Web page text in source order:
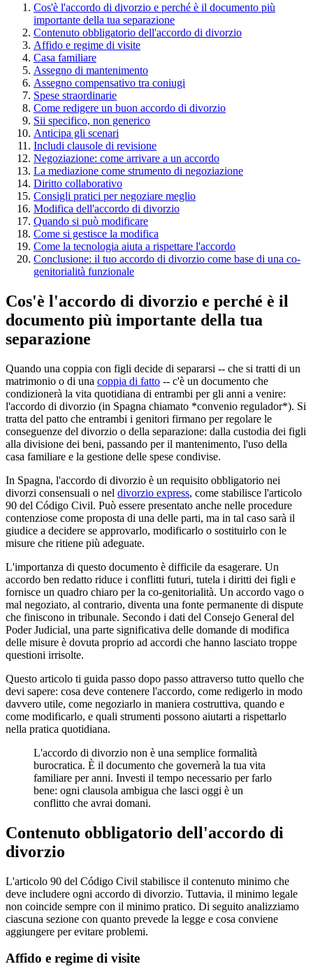
Cos'è l'accordo di divorzio e perché è il documento più
importante della tua separazione
Contenuto obbligatorio dell'accordo di divorzio
Affido e regime di visite
Casa familiare
Assegno di mantenimento
Assegno compensativo tra coniugi
Spese straordinarie
Come redigere un buon accordo di divorzio
Sii specifico, non generico
Anticipa gli scenari
Includi clausole di revisione
Negoziazione: come arrivare a un accordo
La mediazione come strumento di negoziazione
Diritto collaborativo
Consigli pratici per negoziare meglio
Modifica dell'accordo di divorzio
Quando si può modificare
Come si gestisce la modifica
Come la tecnologia aiuta a rispettare l'accordo
Conclusione: il tuo accordo di divorzio come base di una co-
genitorialità funzionale
Cos'è l'accordo di divorzio e perché è il
documento più importante della tua
separazione
Quando una coppia con figli decide di separarsi -- che si tratti di un
matrimonio o di una coppia di fatto -- c'è un documento che
condizionerà la vita quotidiana di entrambi per gli anni a venire:
l'accordo di divorzio (in Spagna chiamato *convenio regulador*). Si
tratta del patto che entrambi i genitori firmano per regolare le
conseguenze del divorzio o della separazione: dalla custodia dei figli
alla divisione dei beni, passando per il mantenimento, l'uso della
casa familiare e la gestione delle spese condivise.
In Spagna, l'accordo di divorzio è un requisito obbligatorio nei
divorzi consensuali o nel divorzio express, come stabilisce l'articolo
90 del Código Civil. Può essere presentato anche nelle procedure
contenziose come proposta di una delle parti, ma in tal caso sarà il
giudice a decidere se approvarlo, modificarlo o sostituirlo con le
misure che ritiene più adeguate.
L'importanza di questo documento è difficile da esagerare. Un
accordo ben redatto riduce i conflitti futuri, tutela i diritti dei figli e
fornisce un quadro chiaro per la co-genitorialità. Un accordo vago o
mal negoziato, al contrario, diventa una fonte permanente di dispute
che finiscono in tribunale. Secondo i dati del Consejo General del
Poder Judicial, una parte significativa delle domande di modifica
delle misure è dovuta proprio ad accordi che hanno lasciato troppe
questioni irrisolte.
Questo articolo ti guida passo dopo passo attraverso tutto quello che
devi sapere: cosa deve contenere l'accordo, come redigerlo in modo
davvero utile, come negoziarlo in maniera costruttiva, quando e
come modificarlo, e quali strumenti possono aiutarti a rispettarlo
nella pratica quotidiana.
L'accordo di divorzio non è una semplice formalità
burocratica. È il documento che governerà la tua vita
familiare per anni. Investi il tempo necessario per farlo
bene: ogni clausola ambigua che lasci oggi è un
conflitto che avrai domani.
Contenuto obbligatorio dell'accordo di
divorzio
L'articolo 90 del Código Civil stabilisce il contenuto minimo che
deve includere ogni accordo di divorzio. Tuttavia, il minimo legale
non coincide sempre con il minimo pratico. Di seguito analizziamo
ciascuna sezione con quanto prevede la legge e cosa conviene
aggiungere per evitare problemi.
Affido e regime di visite